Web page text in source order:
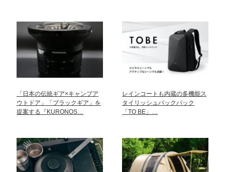
「日本の伝統ギア×キャンプア
ウトドア」「ブラックギア」を
提案する『KURONOS…
レインコートも内蔵の多機能ス
タイリッシュバックパック
「TO BE」…